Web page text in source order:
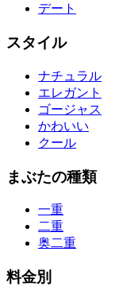
デート
スタイル
ナチュラル
エレガント
ゴージャス
かわいい
クール
まぶたの種類
一重
二重
奥二重
料金別